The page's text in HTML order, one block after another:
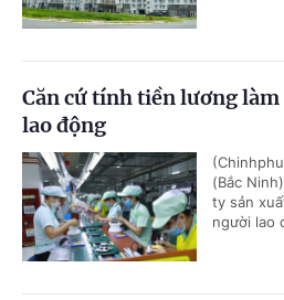
Căn cứ tính tiền lương
lao động
(Bắc
ty sản
người lao